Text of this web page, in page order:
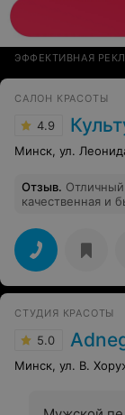
ЭФФЕКТИВНАЯ
САЛОН КРАСОТЫ
4.9
Минск, ул.
Отзыв.
качественная и
СТУДИЯ КРАСОТЫ
5.0
Минск, ул. В.